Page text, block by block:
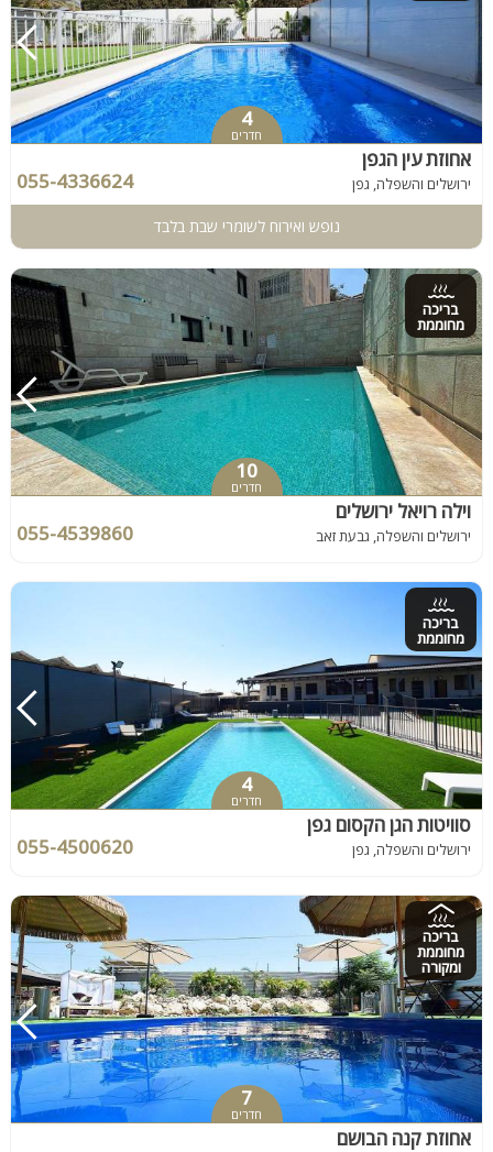
4
חדרים
אחוזת עין הגפן
ירושלים והשפלה, גפן 055-4336624
נופש ואירוח לשומרי שבת בלבד
בריכה
מחוממת
10
חדרים
וילה רויאל ירושלים
ירושלים והשפלה, גבעת זאב 055-4539860
בריכה
מחוממת
4
חדרים
סוויטות הגן הקסום גפן
ירושלים והשפלה, גפן 055-4500620
בריכה
מחוממת
ומקורה
7
חדרים
אחוזת קנה הבושם